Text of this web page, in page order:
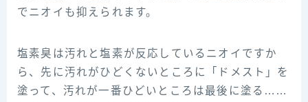
でニオイも抑えられます。
塩素臭は汚れと塩素が反応しているニオイですか
ら、先に汚れがひどくないところに「ドメスト」を
塗って、汚れが一番ひどいところは最後に塗る……